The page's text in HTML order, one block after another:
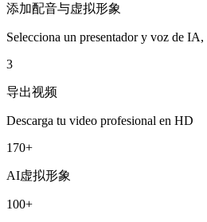
添加配音与虚拟形象
Selecciona un presentador y voz de
3
导出视频
Descarga tu video profesional en HD
170+
AI虚拟形象
100+